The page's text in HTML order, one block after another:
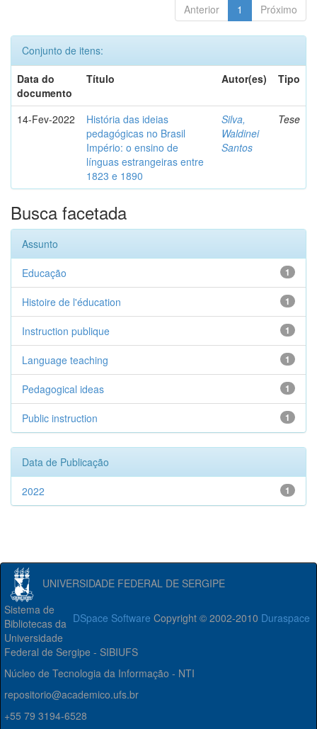
Anterior 1 Próximo
Conjunto de itens:
Data do
documento
Título Autor(es) Tipo
14-Fev-2022
História das ideias
pedagógicas no Brasil
Império: o ensino de
línguas estrangeiras entre
1823 e 1890
Silva,
Waldinei
Santos
Tese
Busca facetada
Assunto
1
Educação
1
Histoire de l'éducation
1
Instruction publique
1
Language teaching
1
Pedagogical ideas
1
Public instruction
Data de Publicação
1
2022
UNIVERSIDADE FEDERAL DE SERGIPE
DSpace Software Copyright © 2002-2010 Duraspace
Sistema de
Bibliotecas da
Universidade
Federal de Sergipe - SIBIUFS
Núcleo de Tecnologia da Informação - NTI
repositorio@academico.ufs.br
+55 79 3194-6528